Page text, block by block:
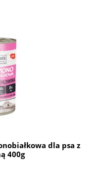
dla psa z
400g